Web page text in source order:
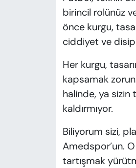
birincil rolünüz
önce kurgu,
ciddiyet ve
Her kurgu,
kapsamak
halinde, ya sizin
kaldırmıyor.
Biliyorum sizi,
Amedspor’un.
tartışmak
KÜLTÜR-SANAT
MAGAZİN
ÖZEL HABER